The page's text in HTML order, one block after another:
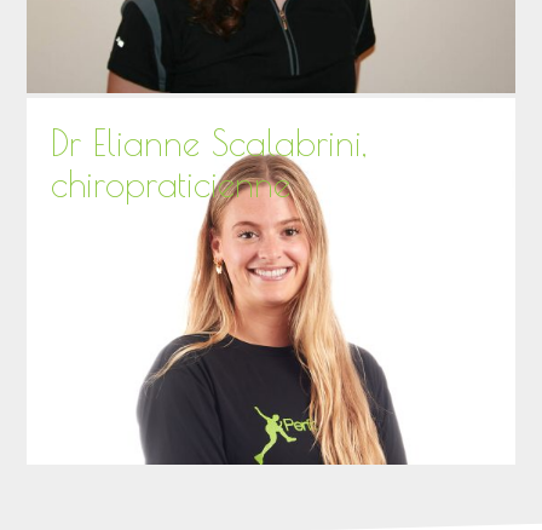
Dr Elianne Scalabrini,
chiropraticienne